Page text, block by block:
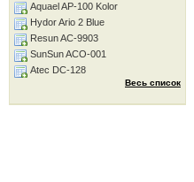
Aquael AP-100 Kolor
Hydor Ario 2 Blue
Resun AC-9903
SunSun ACO-001
Atec DC-128
Весь список